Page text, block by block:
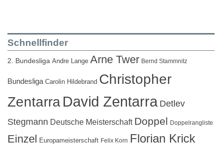
Schnellfinder
2. Bundesliga Andre Lange Arne Twer Bernd Stammnitz
Bundesliga Carolin Hildebrand Christopher
ZentarraDavid Zentarra Detlev
Stegmann Deutsche Meisterschaft Doppel Doppelrangliste
Einzel Europameisterschaft Felix Korn Florian Krick